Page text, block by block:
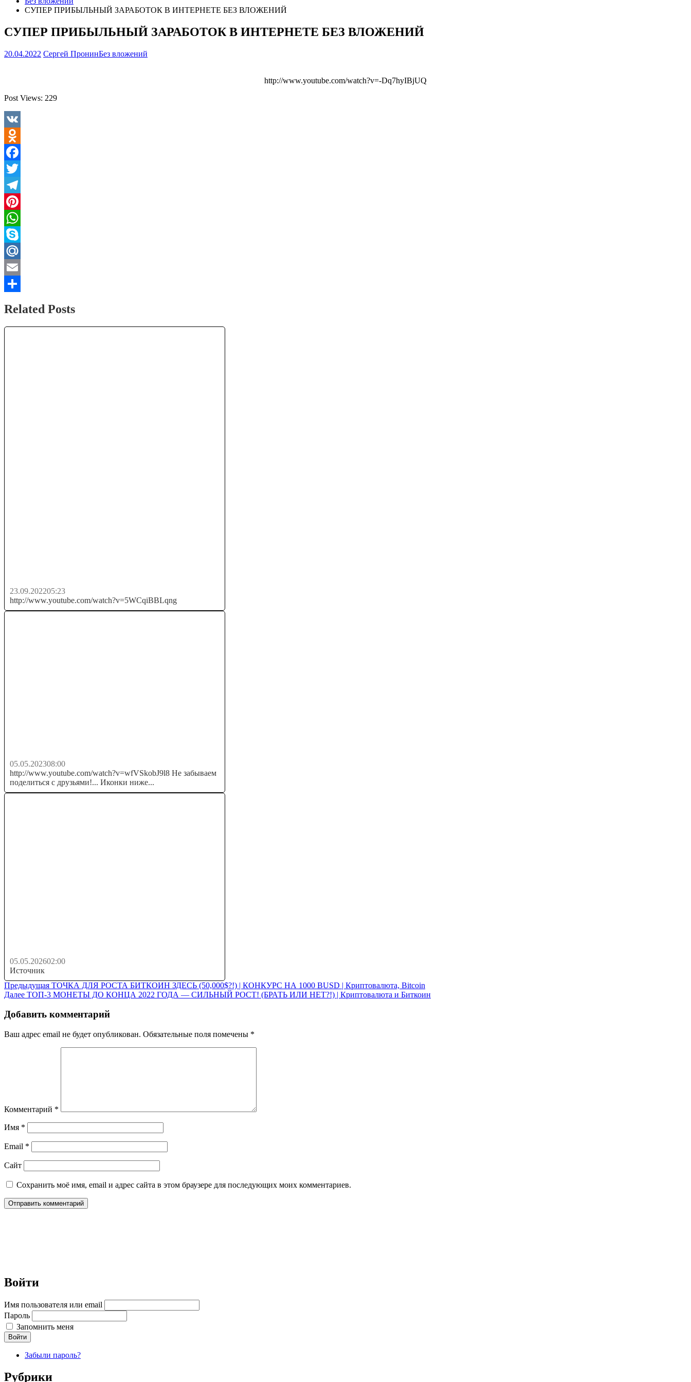
СУПЕР ПРИБЫЛЬНЫЙ ЗАРАБОТОК В ИНТЕРНЕТЕ БЕЗ ВЛОЖЕНИЙ
СУПЕР ПРИБЫЛЬНЫЙ ЗАРАБОТОК В ИНТЕРНЕТЕ БЕЗ ВЛОЖЕНИЙ
20.04.2022 Сергей ПронинБез вложений
http://www.youtube.com/watch?v=-Dq7hyIBjUQ
Post Views: 229
VK
Odnoklassniki
Facebook
Twitter
Telegram
Pinterest
WhatsApp
Skype
Mail.Ru
Email
Related Posts
23.09.202205:23
http://www.youtube.com/watch?v=5WCqiBBLqng
05.05.202308:00
http://www.youtube.com/watch?v=wfVSkobJ9l8 Не забываем
поделиться с друзьями!... Иконки ниже...
05.05.202602:00
Источник
Навигация
по
записям
Предыдущая Предыдущая
запись:
ТОЧКА ДЛЯ РОСТА БИТКОИН ЗДЕСЬ (50,000$?!) | КОНКУРС НА 1000 BUSD | Криптовалюта, Bitcoin
Далее Следующая
ТОП-3 МОНЕТЫ ДО КОНЦА 2022 ГОДА — СИЛЬНЫЙ РОСТ! (БРАТЬ ИЛИ НЕТ?!) | Криптовалюта и Биткоин
Добавить комментарий
Ваш адрес email не будет опубликован. Обязательные поля помечены *
Комментарий *
Имя *
Email *
Сайт
Сохранить моё имя, email и адрес сайта в этом браузере для последующих моих комментариев.
Войти
Имя пользователя или email
Пароль
Запомнить меня
Войти
Забыли пароль?
Рубрики